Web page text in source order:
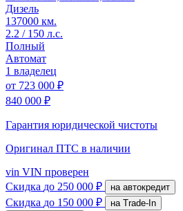
Дизель
137000 км.
2.2 / 150 л.с.
Полный
Автомат
1 владелец
от 723 000 ₽
840 000 ₽
Гарантия юридической чистоты
Оригинал ПТС в наличии
vin VIN проверен
Скидка до 250 000 ₽ на автокредит
Скидка до 150 000 ₽
на Trade-In